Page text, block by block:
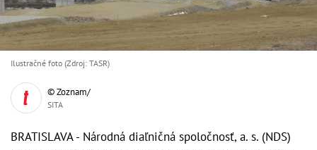
Ilustračné foto (Zdroj: TASR)
© Zoznam/
SITA
BRATISLAVA - Národná diaľničná spoločnosť, a. s. (NDS)